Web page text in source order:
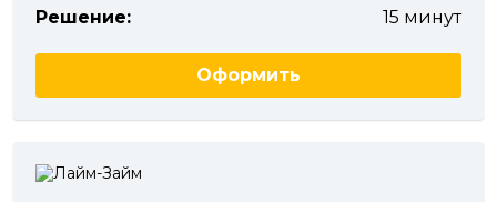
Решение:
15 минут
Оформить